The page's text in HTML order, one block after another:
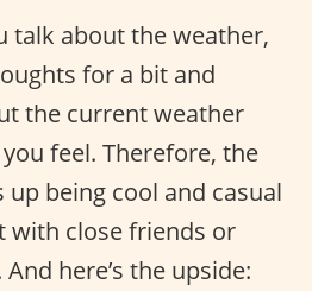
talk about the weather,
for a bit and
the current weather
feel. Therefore, the
being cool and casual
with close friends or
here’s the upside: